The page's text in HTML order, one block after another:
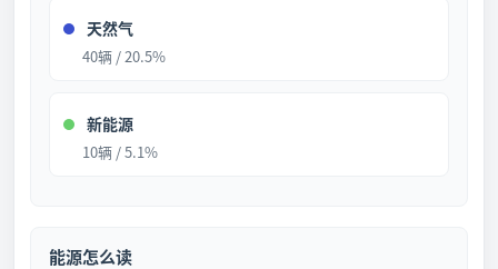
天然气
40辆 / 20.5%
新能源
10辆 / 5.1%
能源怎么读